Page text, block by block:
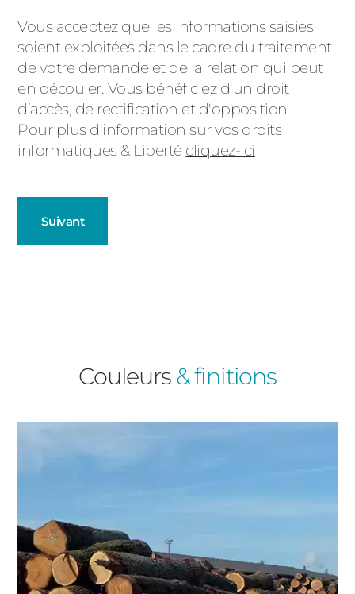
Message
d'état
Vous acceptez que les informations saisies
soient exploitées dans le cadre du traitement
de votre demande et de la relation qui peut
en découler. Vous bénéficiez d'un droit
d’accès, de rectification et d'opposition.
Pour plus d'information sur vos droits
informatiques & Liberté cliquez-ici
Suivant
Autre
Couleurs & finitions